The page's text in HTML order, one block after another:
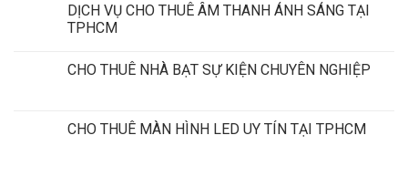
DỊCH VỤ CHO THUÊ ÂM THANH ÁNH SÁNG TẠI
TPHCM
CHO THUÊ NHÀ BẠT SỰ KIỆN CHUYÊN NGHIỆP
CHO THUÊ MÀN HÌNH LED UY TÍN TẠI TPHCM